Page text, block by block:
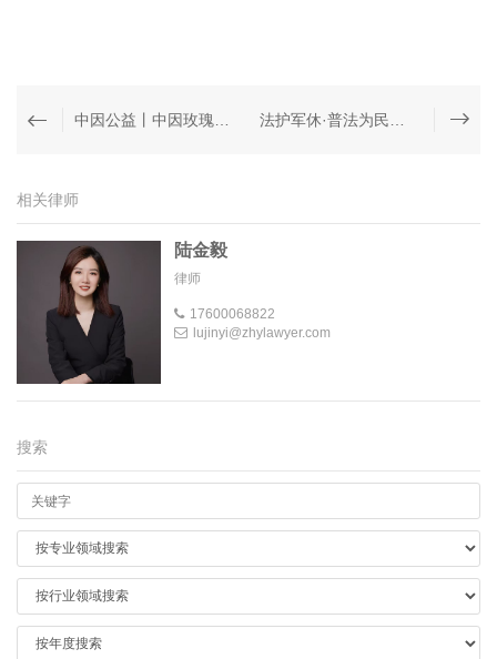
相关律师
陆金毅
律师
17600068822
lujinyi@zhylawyer.com
搜索